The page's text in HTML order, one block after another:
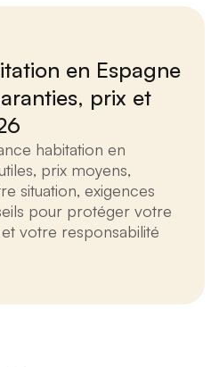
en Espagne
prix et
habitation en
prix moyens,
situation, exigences
pour protéger votre
votre responsabilité